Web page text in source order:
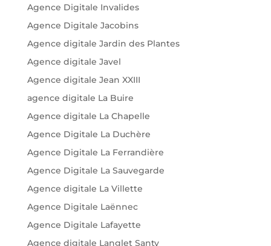
Agence Digitale Invalides
Agence Digitale Jacobins
Agence digitale Jardin des Plantes
Agence digitale Javel
Agence digitale Jean XXIII
agence digitale La Buire
Agence digitale La Chapelle
Agence Digitale La Duchère
Agence Digitale La Ferrandière
Agence Digitale La Sauvegarde
Agence digitale La Villette
Agence Digitale Laënnec
Agence Digitale Lafayette
Agence digitale Langlet Santy